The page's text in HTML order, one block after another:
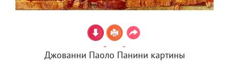
Джованни Паоло Панини картины